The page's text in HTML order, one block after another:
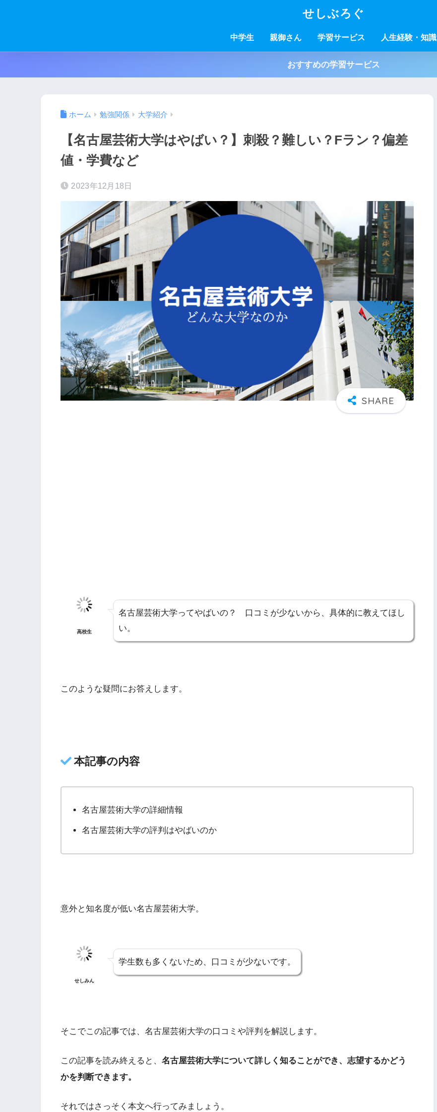
せしぶろぐ
中学生 親御さん 学習サービス 人生経験・知識
おすすめの学習サービス
ホーム 勉強関係 大学紹介
【名古屋芸術大学はやばい？】刺殺？難しい？Fラン？偏差
値・学費など
2023年12月18日
高校生
名古屋芸術大学ってやばいの？ 口コミが少ないから、具体的に教えてほし
い。
このような疑問にお答えします。
本記事の内容
名古屋芸術大学の詳細情報
名古屋芸術大学の評判はやばいのか
意外と知名度が低い名古屋芸術大学。
せしみん
学生数も多くないため、口コミが少ないです。
そこでこの記事では、名古屋芸術大学の口コミや評判を解説します。
この記事を読み終えると、 名古屋芸術大学について詳しく知ることができ、志望するかどう
かを判断できます。
それではさっそく本文へ行ってみましょう。